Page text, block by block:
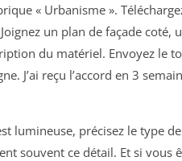
« Urbanisme ».
un plan de façade coté,
du matériel. Envoyez le
J’ai reçu l’accord en 3
lumineuse, précisez le type
souvent ce détail. Et si vous